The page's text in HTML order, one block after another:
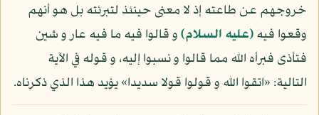
خروجهم عن طاعته إذ لا معنى حينئذ لتبرئته بل هو أنهم
وقعوا فيه(عليه السلام)و قالوا فيه ما فيه عار و شين
فتأذى فبرأه الله مما قالوا و نسبوا إليه، و قوله في الآية
التالية: «اتقوا الله و قولوا قولا سديدا» يؤيد هذا الذي ذكرناه.